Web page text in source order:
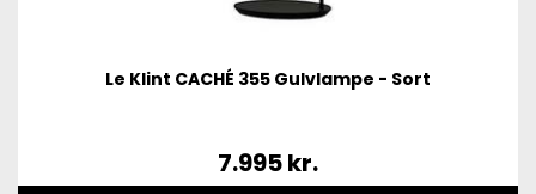
Le Klint CACHÉ 355 Gulvlampe - Sort
7.995kr.